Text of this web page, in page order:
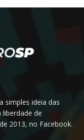
simples ideia das
de
2013, no Facebook.